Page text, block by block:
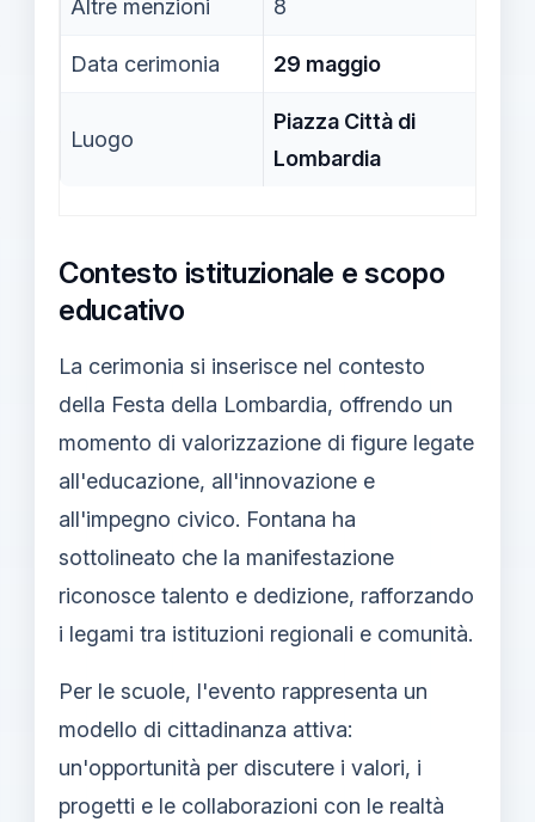
Altre menzioni 8
Data cerimonia 29 maggio
Luogo
Piazza Città di
Lombardia
Contesto istituzionale e scopo
educativo
La cerimonia si inserisce nel contesto
della Festa della Lombardia, offrendo un
momento di valorizzazione di figure legate
all'educazione, all'innovazione e
all'impegno civico. Fontana ha
sottolineato che la manifestazione
riconosce talento e dedizione, rafforzando
i legami tra istituzioni regionali e comunità.
Per le scuole, l'evento rappresenta un
modello di cittadinanza attiva:
un'opportunità per discutere i valori, i
progetti e le collaborazioni con le realtà